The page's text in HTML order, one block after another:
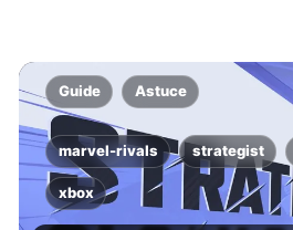
Guide Astuce
marvel-rivals strategist
xbox